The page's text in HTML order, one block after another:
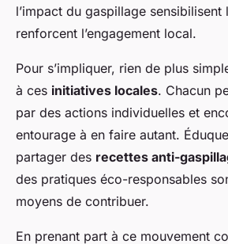
l’impact du gaspillage
renforcent l’engagement local.
Pour s’impliquer, rien de plus
à ces initiatives locales. Chacun
par des actions individuelles et
entourage à en faire autant.
partager des recettes anti-
des pratiques éco-responsables
moyens de contribuer.
En prenant part à ce mouvement